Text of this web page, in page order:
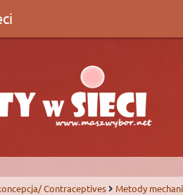
Contraceptives Metody